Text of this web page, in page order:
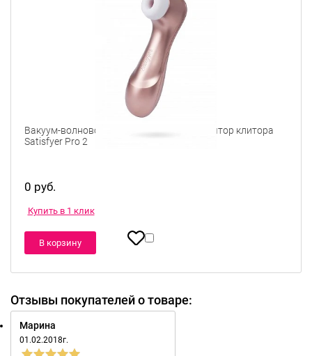
0 руб.
Купить в 1 клик
В корзину
Отзывы покупателей о товаре:
Марина
01.02.2018г.